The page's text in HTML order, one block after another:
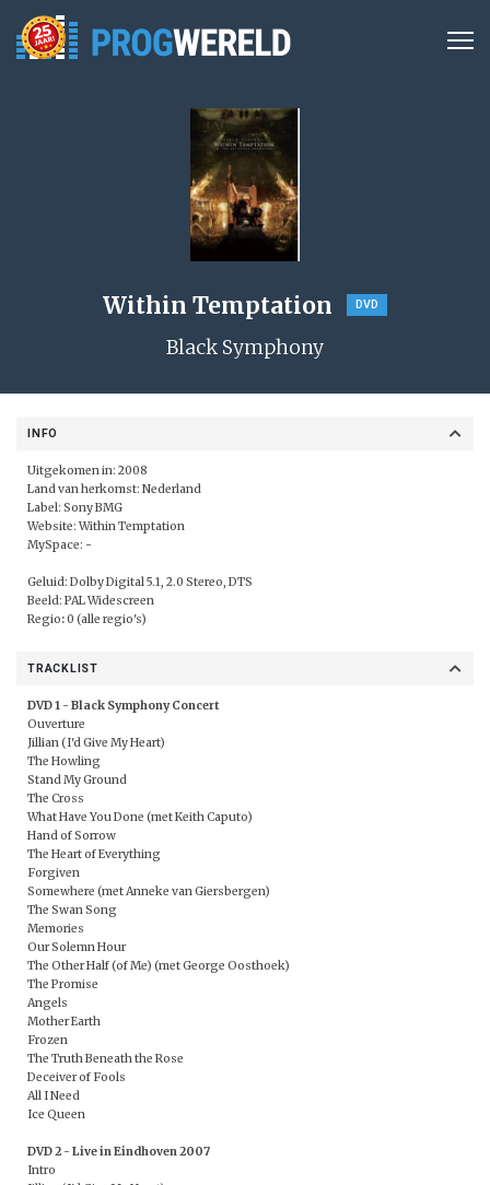
Within Temptation DVD
Black Symphony
INFO
Uitgekomen in: 2008
Land van herkomst: Nederland
Label: Sony BMG
Website: Within Temptation
MySpace: -
Geluid: Dolby Digital 5.1, 2.0 Stereo, DTS
Beeld: PAL Widescreen
Regio:0 (alle regio's)
TRACKLIST
DVD 1 - Black Symphony Concert
Ouverture
Jillian (I'd Give My Heart)
The Howling
Stand My Ground
The Cross
What Have You Done (met Keith Caputo)
Hand of Sorrow
The Heart of Everything
Forgiven
Somewhere (met Anneke van Giersbergen)
The Swan Song
Memories
Our Solemn Hour
The Other Half (of Me) (met George Oosthoek)
The Promise
Angels
Mother Earth
Frozen
The Truth Beneath the Rose
Deceiver of Fools
All I Need
Ice Queen
DVD 2 - Live in Eindhoven 2007
Intro